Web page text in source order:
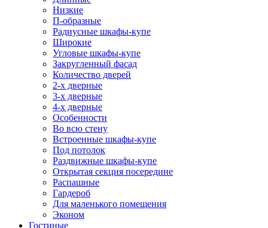
Низкие
П-образные
Радиусные шкафы-купе
Широкие
Угловые шкафы-купе
Закругленный фасад
Количество дверей
2-х дверные
3-х дверные
4-х дверные
Особенности
Во всю стену
Встроенные шкафы-купе
Под потолок
Раздвижные шкафы-купе
Открытая секция посередине
Распашные
Гардероб
Для маленького помещения
Эконом
Гостиные